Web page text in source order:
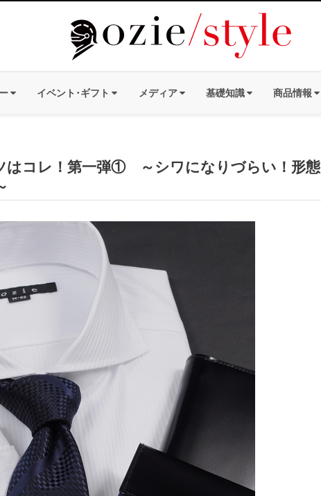
イベント･ギフト メディア 基礎知識 商品情報
はコレ！第一弾① ～シワになりづらい！形態
【メンズ・ドレスシャツ・ワイシャツ】
ナチュラルフィット・アイスコットン・
プレミアムコットン・イージーケア・イ
タリアンカラー・ボタンダウン・スキッ
パー・第一ボタン無し
価格8,800円